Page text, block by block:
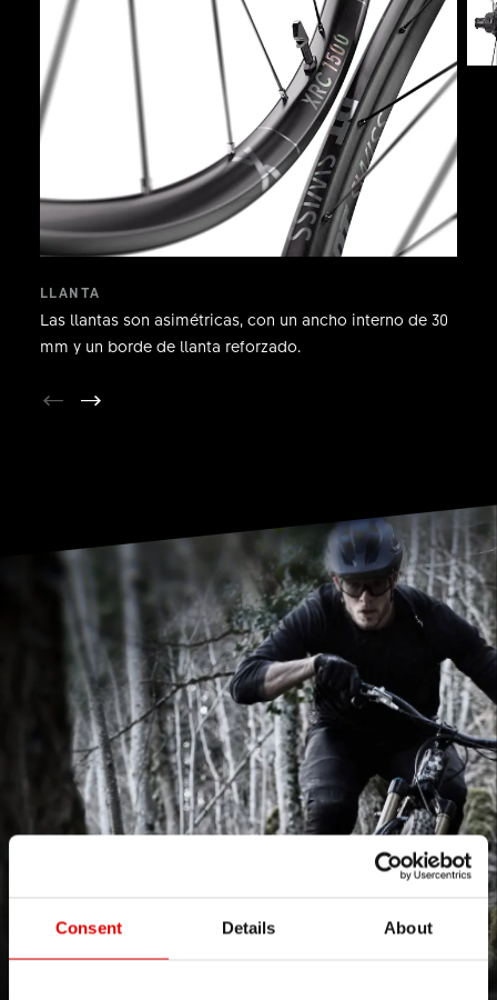
Consent Details About
LLANTA
Las llantas son asimétricas, con un ancho interno de 30
mm y un borde de llanta reforzado.